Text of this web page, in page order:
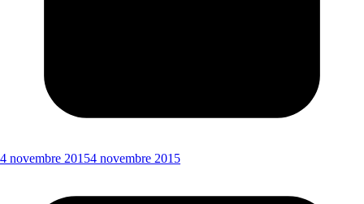
4 novembre 20154 novembre 2015